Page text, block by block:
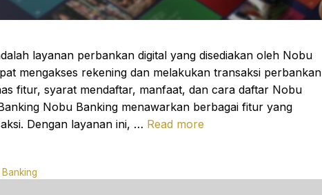
layanan perbankan digital yang disediakan oleh Nobu
mengakses rekening dan melakukan transaksi perbankan
fitur, syarat mendaftar, manfaat, dan cara daftar Nobu
Nobu Banking menawarkan berbagai fitur yang
Dengan layanan ini, … Read more